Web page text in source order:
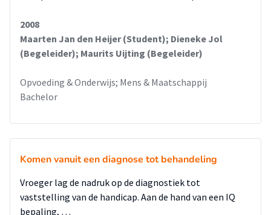
2008
Maarten Jan den Heijer (Student); Dieneke Jol
(Begeleider); Maurits Uijting (Begeleider)
Opvoeding & Onderwijs; Mens & Maatschappij
Bachelor
Komen vanuit een diagnose tot behandeling
Vroeger lag de nadruk op de diagnostiek tot
vaststelling van de handicap. Aan de hand van een IQ
bepaling, …